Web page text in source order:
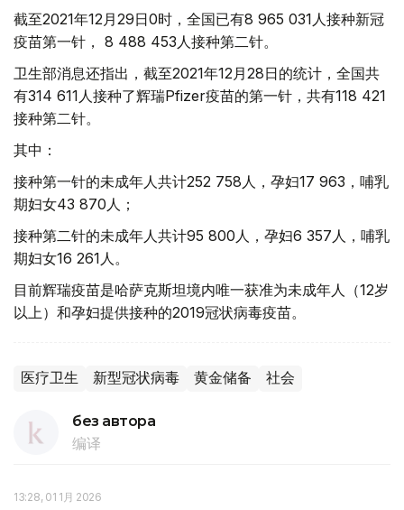
截至2021年12月29日0时，全国已有8 965 031人接种新冠
疫苗第一针， 8 488 453人接种第二针。
卫生部消息还指出，截至2021年12月28日的统计，全国共
有314 611人接种了辉瑞Pfizer疫苗的第一针，共有118 421
接种第二针。
其中：
接种第一针的未成年人共计252 758人，孕妇17 963，哺乳
期妇女43 870人；
接种第二针的未成年人共计95 800人，孕妇6 357人，哺乳
期妇女16 261人。
目前辉瑞疫苗是哈萨克斯坦境内唯一获准为未成年人（12岁
以上）和孕妇提供接种的2019冠状病毒疫苗。
医疗卫生 新型冠状病毒 黄金储备 社会
без автора
编译
13:28, 01 1月 2026